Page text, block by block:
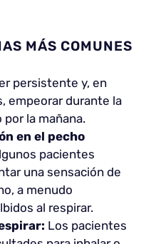
MÁS COMUNES
persistente y, en
empeorar durante la
la mañana.
en el pecho
pacientes
una sensación de
a menudo
al respirar.
Los pacientes